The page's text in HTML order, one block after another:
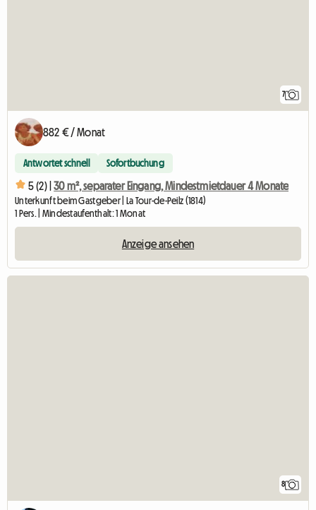
7
882 € / Monat
Antwortet schnell Sofortbuchung
5 (2) | 30 m², separater Eingang, Mindestmietdauer 4 Monate
Unterkunft beim Gastgeber | La Tour-de-Peilz (1814)
1 Pers. | Mindestaufenthalt: 1 Monat
Anzeige ansehen
8